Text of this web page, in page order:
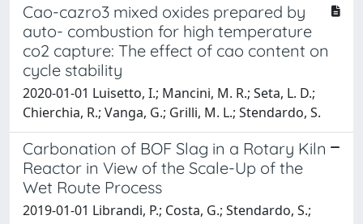
Cao-cazro3 mixed oxides prepared by
auto- combustion for high temperature
co2 capture: The effect of cao content on
cycle stability
2020-01-01 Luisetto, I.; Mancini, M. R.; Seta, L. D.;
Chierchia, R.; Vanga, G.; Grilli, M. L.; Stendardo, S.
Carbonation of BOF Slag in a Rotary Kiln
Reactor in View of the Scale-Up of the
Wet Route Process
2019-01-01 Librandi, P.; Costa, G.; Stendardo, S.;